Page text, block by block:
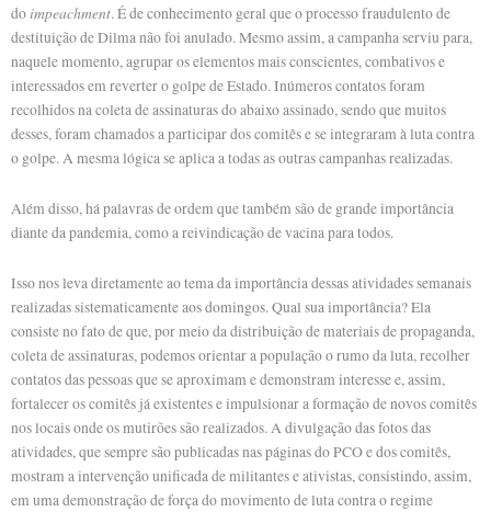
doimpeachment. É de conhecimento geral que o processo fraudulento de
destituição de Dilma não foi anulado. Mesmo assim, a campanha serviu para,
naquele momento, agrupar os elementos mais conscientes, combativos e
interessados em reverter o golpe de Estado. Inúmeros contatos foram
recolhidos na coleta de assinaturas do abaixo assinado, sendo que muitos
desses, foram chamados a participar dos comitês e se integraram à luta contra
o golpe. A mesma lógica se aplica a todas as outras campanhas realizadas.
Além disso, há palavras de ordem que também são de grande importância
diante da pandemia, como a reivindicação de vacina para todos.
Isso nos leva diretamente ao tema da importância dessas atividades semanais
realizadas sistematicamente aos domingos. Qual sua importância? Ela
consiste no fato de que, por meio da distribuição de materiais de propaganda,
coleta de assinaturas, podemos orientar a população o rumo da luta, recolher
contatos das pessoas que se aproximam e demonstram interesse e, assim,
fortalecer os comitês já existentes e impulsionar a formação de novos comitês
nos locais onde os mutirões são realizados. A divulgação das fotos das
atividades, que sempre são publicadas nas páginas do PCO e dos comitês,
mostram a intervenção unificada de militantes e ativistas, consistindo, assim,
em uma demonstração de força do movimento de luta contra o regime